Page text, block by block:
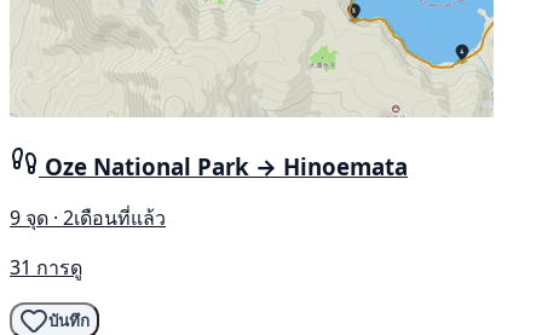
Oze National Park → Hinoemata
9 จุด · 2เดือนที่แล้ว
31 การดู
บันทึก